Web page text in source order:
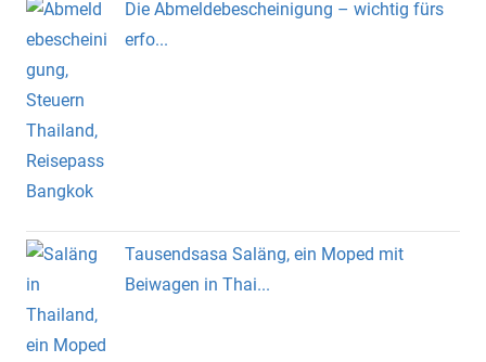
Die Abmeldebescheinigung – wichtig fürs
erfo...
Tausendsasa Saläng, ein Moped mit
Beiwagen in Thai...